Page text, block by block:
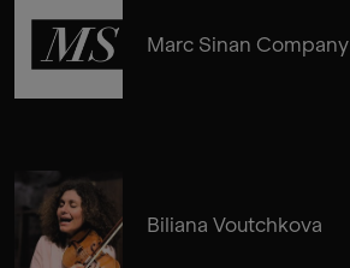
Marc Sinan Company
Biliana Voutchkova